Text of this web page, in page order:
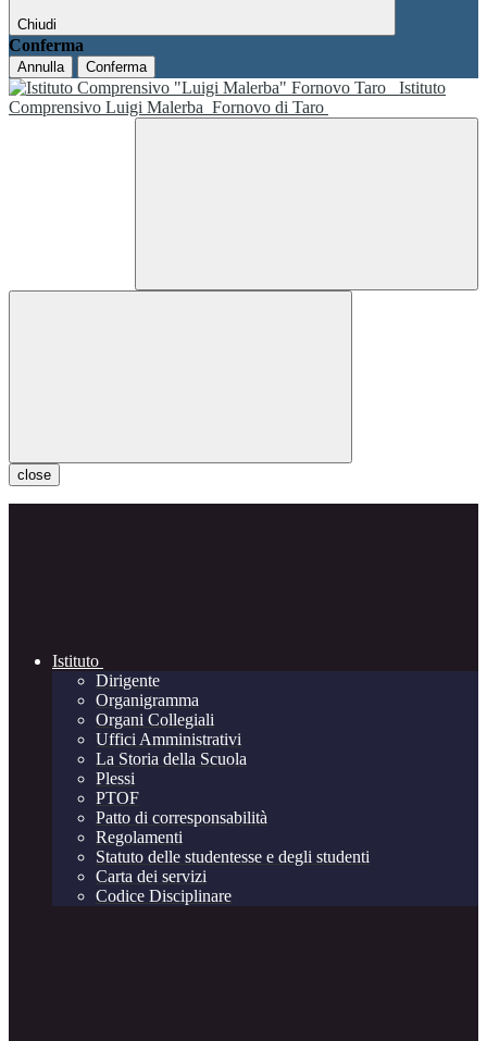
Chiudi
Conferma
Annulla Conferma
Istituto
Comprensivo Luigi Malerba Fornovo di Taro
close
Istituto
Dirigente
Organigramma
Organi Collegiali
Uffici Amministrativi
La Storia della Scuola
Plessi
PTOF
Patto di corresponsabilità
Regolamenti
Statuto delle studentesse e degli studenti
Carta dei servizi
Codice Disciplinare